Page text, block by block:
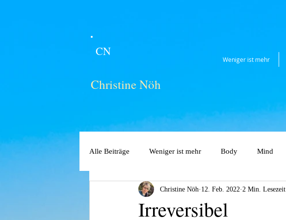
Weniger ist mehr
CN
Christine Nöh
Alle Beiträge Weniger ist mehr Body Mind
Irreversibel
Christine Nöh 12. Feb. 2022 2 Min. Lesezeit